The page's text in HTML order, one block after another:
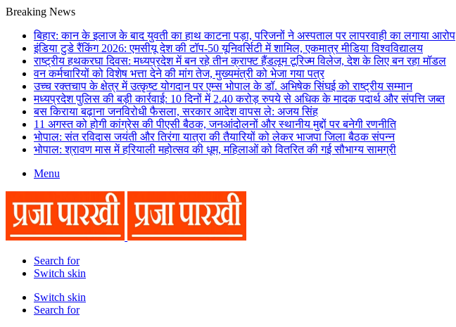
Breaking News
बिहार: कान के इलाज के बाद युवती का हाथ काटना पड़ा, परिजनों ने अस्पताल पर लापरवाही का लगाया आरोप
इंडिया टुडे रैंकिंग 2026: एमसीयू देश की टॉप-50 यूनिवर्सिटी में शामिल, एकमात्र मीडिया विश्वविद्यालय
राष्ट्रीय हथकरघा दिवस: मध्यप्रदेश में बन रहे तीन क्राफ्ट हैंडलूम टूरिज्म विलेज, देश के लिए बन रहा मॉडल
वन कर्मचारियों को विशेष भत्ता देने की मांग तेज, मुख्यमंत्री को भेजा गया पत्र
उच्च रक्तचाप के क्षेत्र में उत्कृष्ट योगदान पर एम्स भोपाल के डॉ. अभिषेक सिंघई को राष्ट्रीय सम्मान
मध्यप्रदेश पुलिस की बड़ी कार्रवाई: 10 दिनों में 2.40 करोड़ रुपये से अधिक के मादक पदार्थ और संपत्ति जब्त
बस किराया बढ़ाना जनविरोधी फैसला, सरकार आदेश वापस ले: अजय सिंह
11 अगस्त को होगी कांग्रेस की पीएसी बैठक, जनआंदोलनों और स्थानीय मुद्दों पर बनेगी रणनीति
भोपाल: संत रविदास जयंती और तिरंगा यात्रा की तैयारियों को लेकर भाजपा जिला बैठक संपन्न
भोपाल: श्रावण मास में हरियाली महोत्सव की धूम, महिलाओं को वितरित की गई सौभाग्य सामग्री
Menu
Search for
Switch skin
Switch skin
Search for